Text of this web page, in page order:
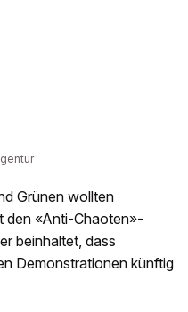
Grünen wollten
den «Anti-Chaoten»-
beinhaltet, dass
Demonstrationen künftig